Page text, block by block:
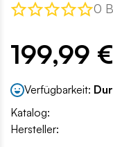
0
199,99 €
Verfügbarkeit:
Katalog:
Hersteller: